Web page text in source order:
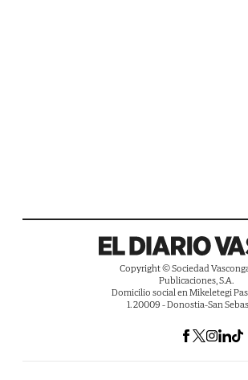
Copyright © Sociedad
Publicaciones, S.A.
Domicilio social en Mikeletegi
1. 20009 - Donostia-San